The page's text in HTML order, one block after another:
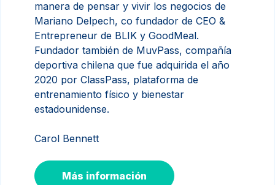
manera de pensar y vivir los negocios de
Mariano Delpech, co fundador de CEO &
Entrepreneur de BLIK y GoodMeal.
Fundador también de MuvPass, compañía
deportiva chilena que fue adquirida el año
2020 por ClassPass, plataforma de
entrenamiento físico y bienestar
estadounidense.
Carol Bennett
Más información